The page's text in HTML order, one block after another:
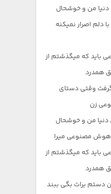
من و خوشحال
دلم اصرار نمیکنه
باید که میگذشتم از
همدرد
وقتی دستای
زن
دنیا من و خوشحال
هوش مصنوعی میرا
باید که میگذشتم از
همدرد
برات بگی ببند